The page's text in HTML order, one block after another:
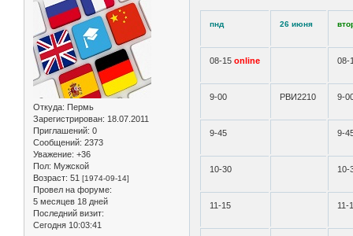
Откуда: Пермь
Зарегистрирован: 18.07.2011
Приглашений: 0
Сообщений: 2373
Уважение: +36
Пол: Мужской
Возраст: 51 [1974-09-14]
Провел на форуме:
5 месяцев 18 дней
Последний визит:
Сегодня 10:03:41
пнд 26 июня
08-15online 08-
9-00 РВИ2210 9-
9-45 9-
10-30 10-
11-15 11-